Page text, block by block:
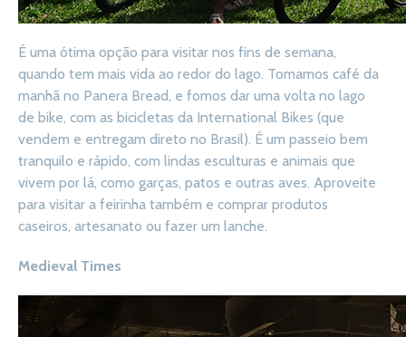
É uma ótima opção para visitar nos fins de semana,
quando tem mais vida ao redor do lago. Tomamos café da
manhã no Panera Bread, e fomos dar uma volta no lago
de bike, com as bicicletas da International Bikes (que
vendem e entregam direto no Brasil). É um passeio bem
tranquilo e rápido, com lindas esculturas e animais que
vivem por lá, como garças, patos e outras aves. Aproveite
para visitar a feirinha também e comprar produtos
caseiros, artesanato ou fazer um lanche.
Medieval Times